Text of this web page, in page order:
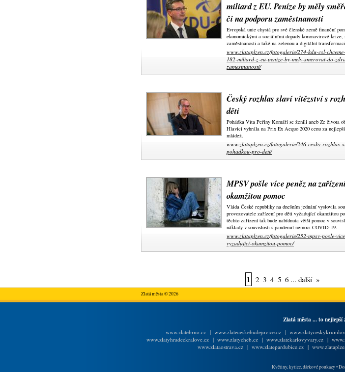
miliard z EU. Peníze by měly
či na podporu zaměstnanosti
Evropská unie chystá pro své členské země finanční
ekonomickými a sociálními dopady koronavirové
zaměstnanosti a také na zelenou a digitální transformaci
www.zlataplzen.cz/fotogalerie/274-kdu-csl-
182-miliard-z-eu-penize-by-mely-smerovat-do-
zamestnanosti/
Český rozhlas slaví vítězství s
děti
Pohádka Víta Peřiny Komáři se ženili aneb Ze života
Hlavici vyhrála na Prix Ex Aequo 2020 cenu za
mládež.
www.zlataplzen.cz/fotogalerie/246-cesky-
pohadkou-pro-deti/
MPSV pošle více peněz na
okamžitou pomoc
Vláda České republiky na dnešním jednání vyslovila
provozovatele zařízení pro děti vyžadující okamžitou
těchto zařízení tak bude nabídnuta větší pomoc v
náklady v souvislosti s pandemií nemoci COVID-19.
www.zlataplzen.cz/fotogalerie/252-mpsv-posle-
vyzadujici-okamzitou-pomoc/
1 2 3 4 5 6 ... další »
Zlatá města © 2026
Zlatá města ... to nejlepší
www.zlatebrno.cz | www.zlateceskebudejovice.cz |
www.zlatyhradeckralove.cz| www.zlatycheb.cz| www.zlatekarlovyvary.cz|
www.zlataostrava.cz| www.zlatepardubice.cz|
Květiny, kytice, dárkové poukazy•